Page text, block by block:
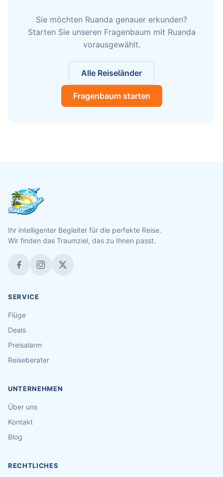
Sie möchten Ruanda genauer erkunden?
Starten Sie unseren Fragenbaum mit Ruanda
vorausgewählt.
Alle Reiseländer
Fragenbaum starten
Ihr intelligenter Begleiter für die perfekte Reise.
Wir finden das Traumziel, das zu Ihnen passt.
SERVICE
Flüge
Deals
Preisalarm
Reiseberater
UNTERNEHMEN
Über uns
Kontakt
Blog
RECHTLICHES